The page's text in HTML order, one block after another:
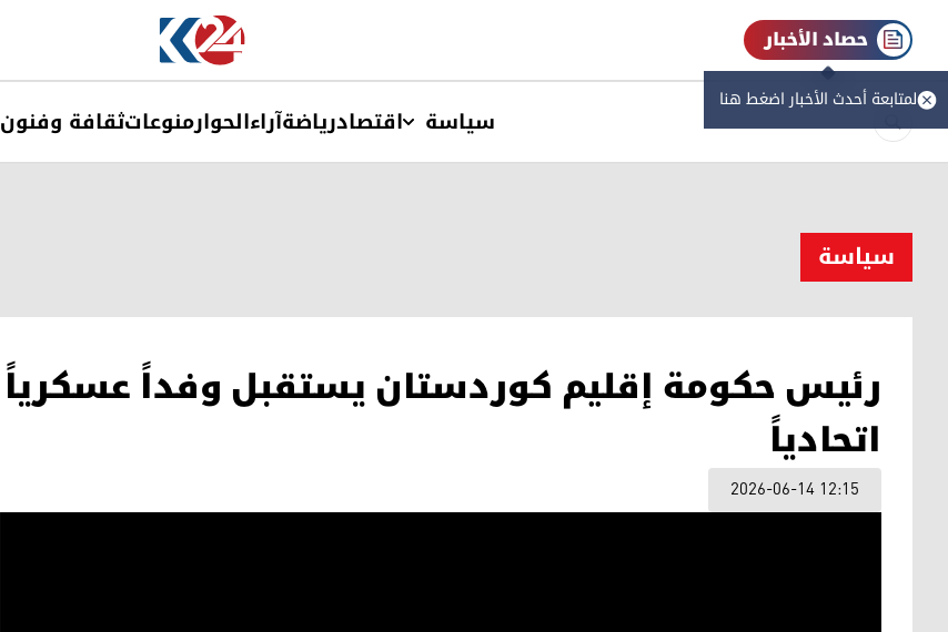
حصاد الأخبار
لمتابعة أحدث الأخبار اضغط هنا
سیاسة اقتصادریاضةآراءالحوارمنوعاتثقافة وفنون
سیاسة
رئيس حكومة إقليم كوردستان يستقبل وفداً عسكرياً
اتحادياً
2026-06-14 12:15